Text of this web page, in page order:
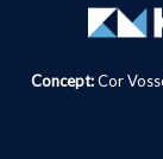
Concept:Cor